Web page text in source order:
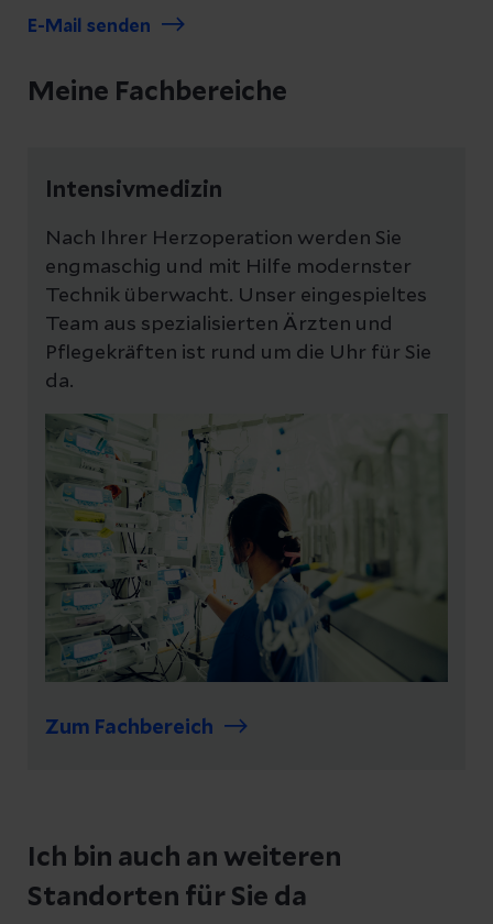
E-Mail senden
Meine Fachbereiche
Intensivmedizin
Nach Ihrer Herzoperation werden Sie
engmaschig und mit Hilfe modernster
Technik überwacht. Unser eingespieltes
Team aus spezialisierten Ärzten und
Pflegekräften ist rund um die Uhr für Sie
da.
Zum Fachbereich
Ich bin auch an weiteren
Standorten für Sie da